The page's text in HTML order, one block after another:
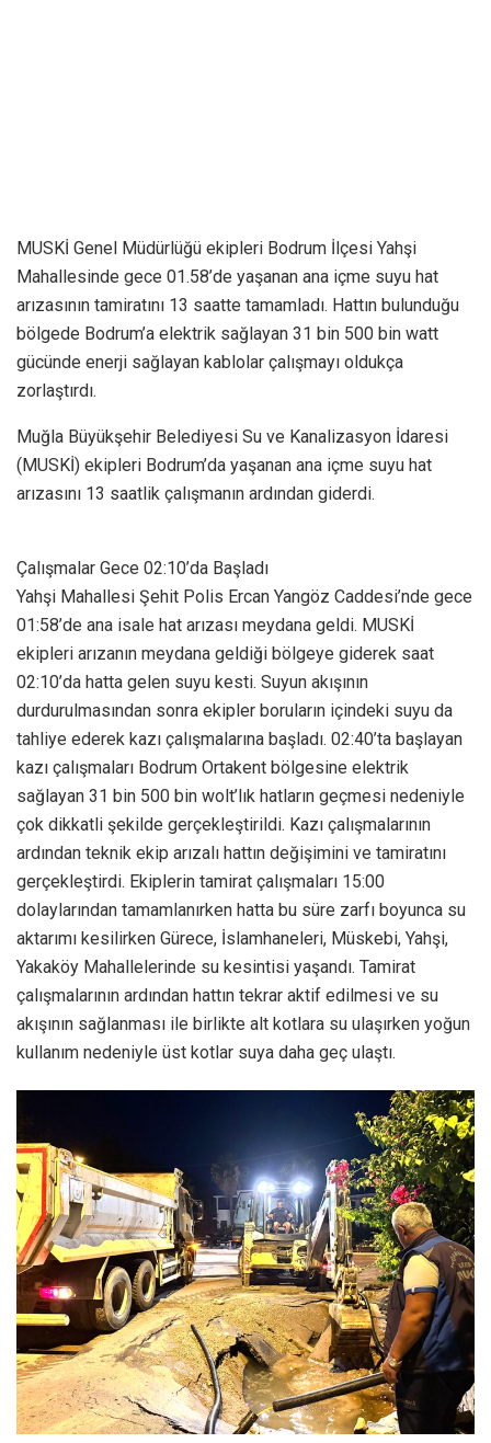
MUSKİ Genel Müdürlüğü ekipleri Bodrum İlçesi Yahşi
Mahallesinde gece 01.58’de yaşanan ana içme suyu hat
arızasının tamiratını 13 saatte tamamladı. Hattın bulunduğu
bölgede Bodrum’a elektrik sağlayan 31 bin 500 bin watt
gücünde enerji sağlayan kablolar çalışmayı oldukça
zorlaştırdı.
Muğla Büyükşehir Belediyesi Su ve Kanalizasyon İdaresi
(MUSKİ) ekipleri Bodrum’da yaşanan ana içme suyu hat
arızasını 13 saatlik çalışmanın ardından giderdi.
Çalışmalar Gece 02:10’da Başladı
Yahşi Mahallesi Şehit Polis Ercan Yangöz Caddesi’nde gece
01:58’de ana isale hat arızası meydana geldi. MUSKİ
ekipleri arızanın meydana geldiği bölgeye giderek saat
02:10’da hatta gelen suyu kesti. Suyun akışının
durdurulmasından sonra ekipler boruların içindeki suyu da
tahliye ederek kazı çalışmalarına başladı. 02:40’ta başlayan
kazı çalışmaları Bodrum Ortakent bölgesine elektrik
sağlayan 31 bin 500 bin wolt’lık hatların geçmesi nedeniyle
çok dikkatli şekilde gerçekleştirildi. Kazı çalışmalarının
ardından teknik ekip arızalı hattın değişimini ve tamiratını
gerçekleştirdi. Ekiplerin tamirat çalışmaları 15:00
dolaylarından tamamlanırken hatta bu süre zarfı boyunca su
aktarımı kesilirken Gürece, İslamhaneleri, Müskebi, Yahşi,
Yakaköy Mahallelerinde su kesintisi yaşandı. Tamirat
çalışmalarının ardından hattın tekrar aktif edilmesi ve su
akışının sağlanması ile birlikte alt kotlara su ulaşırken yoğun
kullanım nedeniyle üst kotlar suya daha geç ulaştı.